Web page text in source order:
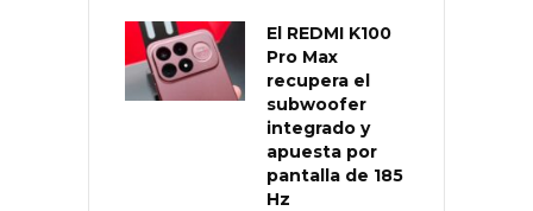
El REDMI K100
Pro Max
recupera el
subwoofer
integrado y
apuesta por
pantalla de 185
Hz